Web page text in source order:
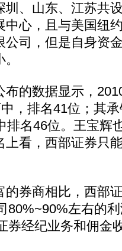
、山东、江苏共
心，且与美国纽
司，但是自身资
的数据显示，
，排名41位；其
排名46位。王宝辉
看，西部证券只
券商相比，西部
80%~90%左右的
券经纪业务和佣金